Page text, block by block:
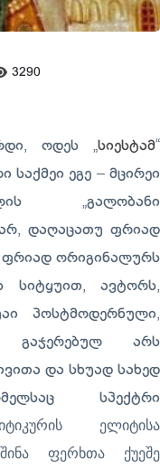
3290
ოდეს „სიესტამ“
ეგე – მცირეი
„გალობანი
დაღაცათუ ფრიად
ფრიად ორიგინალურს
სიტყუით, ავტორს,
პოსტმოდერნული,
გაჯერებულ არს
და სხუად სახედ
სპექტრი
ელიტისა
ფერხთა ქუეშე